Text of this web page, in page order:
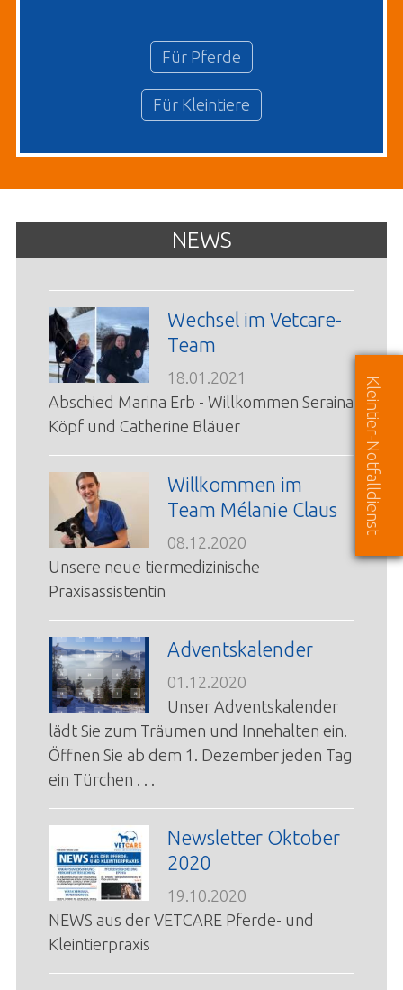
Für Pferde
Für Kleintiere
NEWS
Wechsel im Vetcare-
Team
18.01.2021
Abschied Marina Erb - Willkommen Seraina
Köpf und Catherine Bläuer
Willkommen im
Team Mélanie Claus
08.12.2020
Unsere neue tiermedizinische
Praxisassistentin
Adventskalender
01.12.2020
Unser Adventskalender
lädt Sie zum Träumen und Innehalten ein.
Öffnen Sie ab dem 1. Dezember jeden Tag
ein Türchen . . .
Newsletter Oktober
2020
19.10.2020
NEWS aus der VETCARE Pferde- und
Kleintierpraxis
Kleintier-Notfalldienst